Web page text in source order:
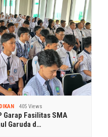
405 Views
Garap Fasilitas SMA
Garuda d…